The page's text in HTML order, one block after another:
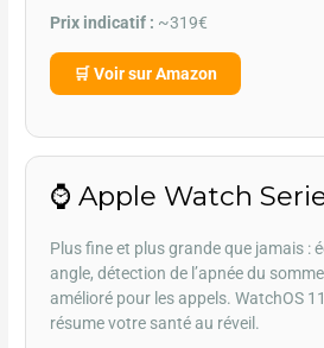
Prix indicatif : ~319€
🛒 Voir sur Amazon
⌚ Apple Watch
Plus fine et plus grande que jamais :
angle, détection de l’apnée du
amélioré pour les appels. WatchOS
résume votre santé au réveil.